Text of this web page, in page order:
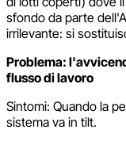
sfondo da parte
irrilevante: si
Problema:
flusso di lavoro
Sintomi: Quando la
sistema va in tilt.